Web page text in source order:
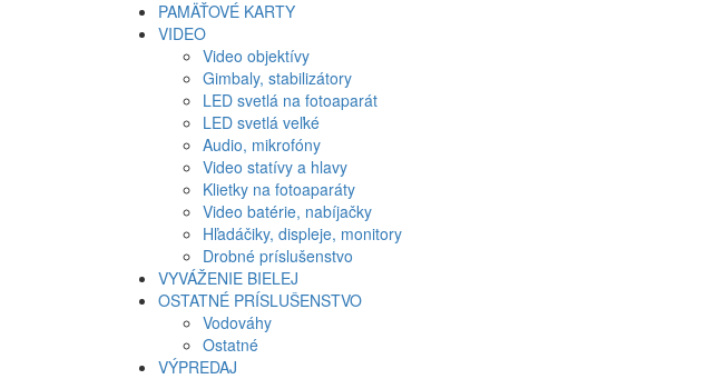
PAMÄŤOVÉ KARTY
VIDEO
Video objektívy
Gimbaly, stabilizátory
LED svetlá na fotoaparát
LED svetlá veľké
Audio, mikrofóny
Video statívy a hlavy
Klietky na fotoaparáty
Video batérie, nabíjačky
Hľadáčiky, displeje, monitory
Drobné príslušenstvo
VYVÁŽENIE BIELEJ
OSTATNÉ PRÍSLUŠENSTVO
Vodováhy
Ostatné
VÝPREDAJ